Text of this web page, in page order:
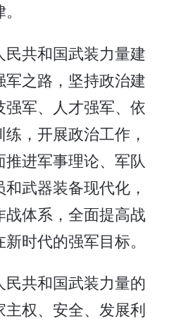
共和国武装力量建
之路，坚持政治建
军、人才强军、依
，开展政治工作，
进军事理论、军队
武器装备现代化，
体系，全面提高战
时代的强军目标。
共和国武装力量的
权、安全、发展利